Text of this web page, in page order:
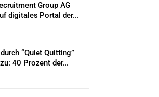
Group AG
digitales Portal der...
“Quiet Quitting”
40 Prozent der...